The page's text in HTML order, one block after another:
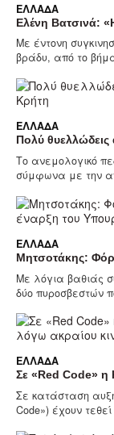
ΕΛΛΆΔΑ
Ελένη Βατσινά:
Με έντονη
βράδυ, από το
ΕΛΛΆΔΑ
Πολύ θυελλώδεις
Το ανεμολογικό
σύμφωνα με την
ΕΛΛΆΔΑ
Μητσοτάκης:
Με λόγια βαθιάς
δύο πυροσβεστών
ΕΛΛΆΔΑ
Σε «Red Code» η
Σε κατάσταση
Code») έχουν